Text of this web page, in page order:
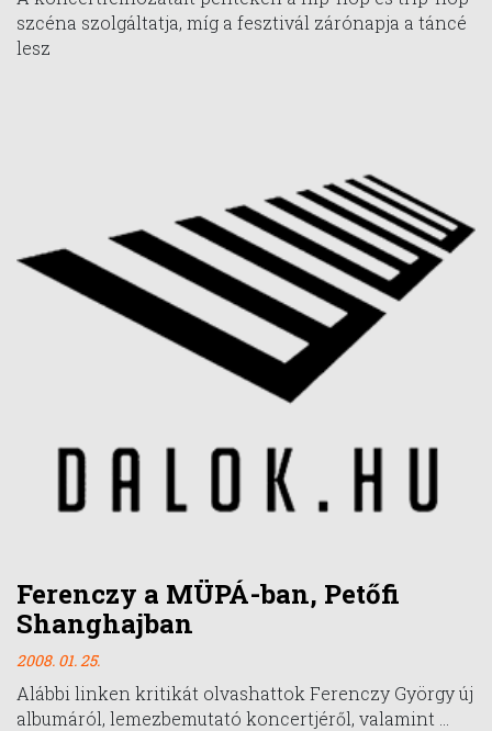
szcéna szolgáltatja, míg a fesztivál zárónapja a táncé
lesz
Ferenczy a MÜPÁ-ban, Petőfi
Shanghajban
2008. 01. 25.
Alábbi linken kritikát olvashattok Ferenczy György új
albumáról, lemezbemutató koncertjéről, valamint ...